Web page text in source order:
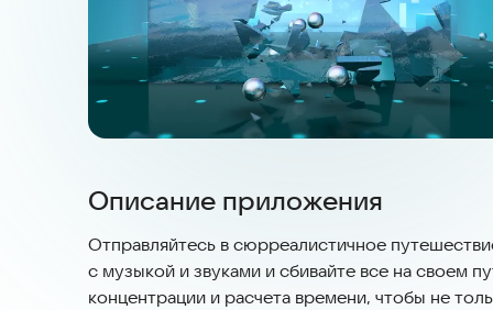
Описание приложения
Отправляйтесь в сюрреалистичное
с музыкой и звуками и сбивайте все на своем
концентрации и расчета времени, чтобы не